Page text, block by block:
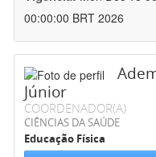
00:00:00 BRT 2026
Júnior
COORDENADOR(A)
CIÊNCIAS DA SAÚDE
Educação Física